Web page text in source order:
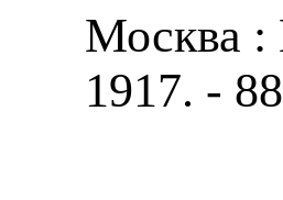
Москва :
1917. -